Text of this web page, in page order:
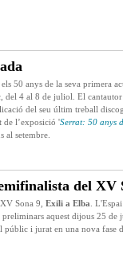
50 anys de la seva primera
del 4 al 8 de juliol. El
del seu últim treball
de l’exposició 'Serrat: 50 anys
al setembre.
del XV
Sona 9, Exili a Elba .
aquest dijous 25 de
públic i jurat en una nova fase